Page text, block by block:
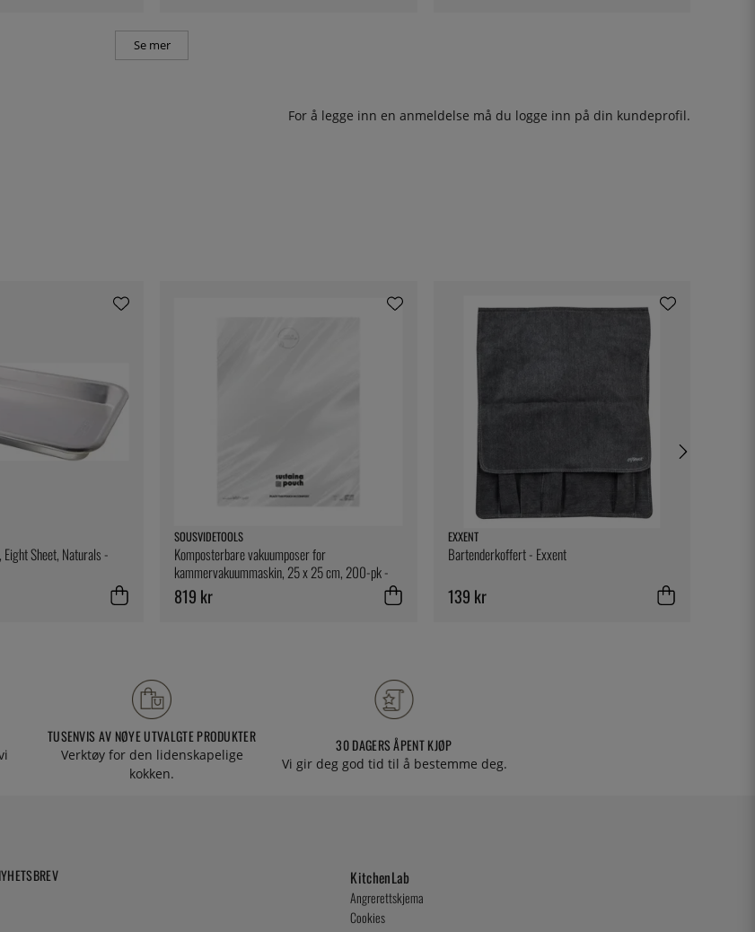
Se mer
For å legge inn en anmeldelse må du logge inn på din kundeprofil.
Sheet, Naturals -
SOUSVIDETOOLS
Komposterbare vakuumposer for
kammervakuummaskin, 25 x 25 cm, 200-pk -
SousVideTools
819 kr
EXXENT
Bartenderkoffert - Exxent
139 kr
TUSENVIS AV NØYE UTVALGTE PRODUKTER
Verktøy for den lidenskapelige
kokken.
30 DAGERS ÅPENT KJØP
Vi gir deg god tid til å bestemme deg.
KitchenLab
Angrerettskjema
Cookies